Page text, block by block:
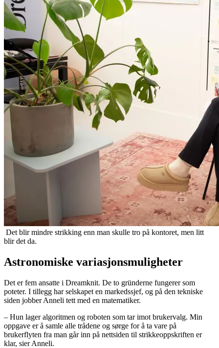
Det blir mindre strikking enn man skulle tro på kontoret, men litt
blir det da.
Astronomiske variasjonsmuligheter
Det er fem ansatte i Dreamknit. De to gründerne fungerer som
poteter. I tillegg har selskapet en markedssjef, og på den tekniske
siden jobber Anneli tett med en matematiker.
– Hun lager algoritmen og roboten som tar imot brukervalg. Min
oppgave er å samle alle trådene og sørge for å ta vare på
brukerflyten fra man går inn på nettsiden til strikkeoppskriften er
klar, sier Anneli.